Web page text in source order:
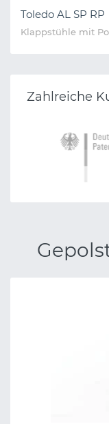
Toledo AL SP RP
Klappstühle mit
Zahlreiche